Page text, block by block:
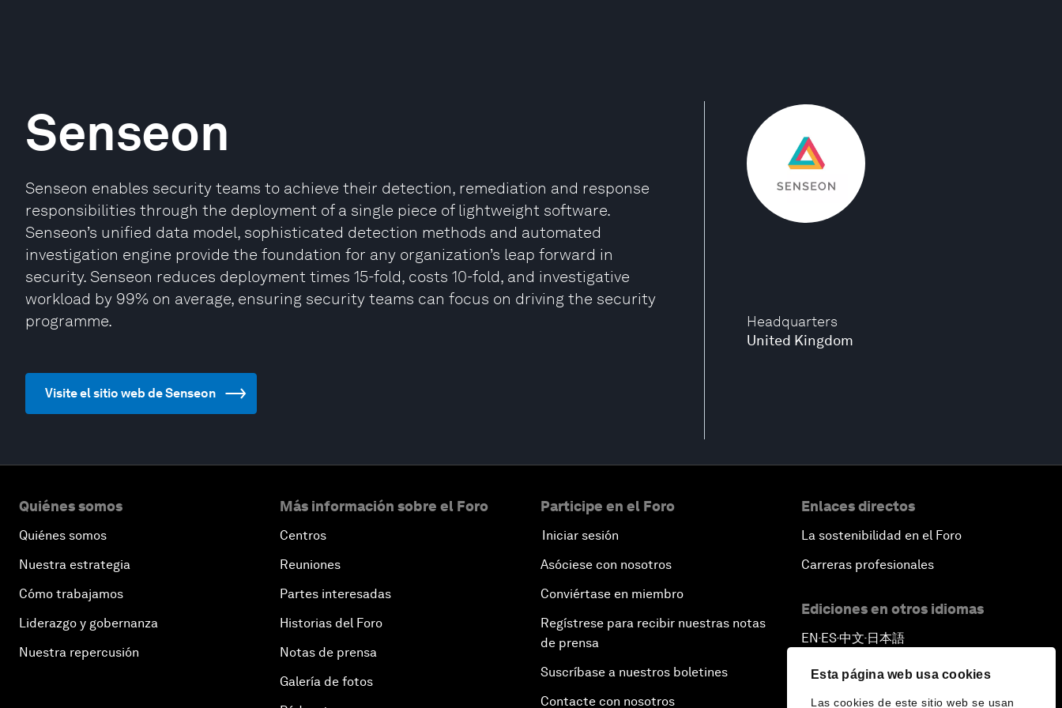
Esta página web usa cookies
Las cookies de este sitio web se usan
Headquarters
United Kingdom
Senseon
Senseon enables security teams to achieve their detection, remediation and response
responsibilities through the deployment of a single piece of lightweight software.
Senseon’s unified data model, sophisticated detection methods and automated
investigation engine provide the foundation for any organization’s leap forward in
security. Senseon reduces deployment times 15-fold, costs 10-fold, and investigative
workload by 99% on average, ensuring security teams can focus on driving the security
programme.
Visite el sitio web de Senseon
Quiénes somos
Quiénes somos
Nuestra estrategia
Cómo trabajamos
Liderazgo y gobernanza
Nuestra repercusión
Más información sobre el Foro
Centros
Reuniones
Partes interesadas
Historias del Foro
Notas de prensa
Galería de fotos
Participe en el Foro
Iniciar sesión
Asóciese con nosotros
Conviértase en miembro
Regístrese para recibir nuestras notas
de prensa
Suscríbase a nuestros boletines
Contacte con nosotros
Enlaces directos
La sostenibilidad en el Foro
Carreras profesionales
Ediciones en otros idiomas
EN ▪ES▪中文▪ 日本語